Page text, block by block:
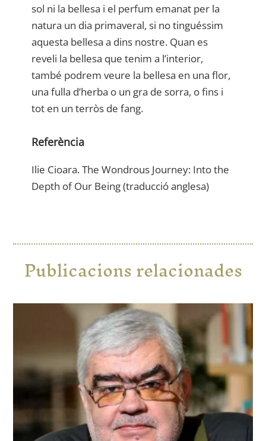
sol ni la bellesa i el perfum emanat per la
natura un dia primaveral, si no tinguéssim
aquesta bellesa a dins nostre. Quan es
reveli la bellesa que tenim a l’interior,
també podrem veure la bellesa en una flor,
una fulla d’herba o un gra de sorra, o fins i
tot en un terròs de fang.
Referència
Ilie Cioara. The Wondrous Journey: Into the
Depth of Our Being (traducció anglesa)
Publicacions relacionades